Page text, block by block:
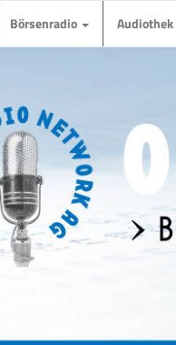
Börsenradio Audiothek